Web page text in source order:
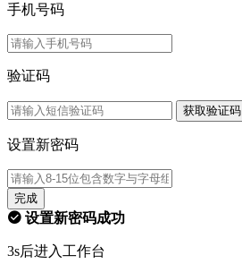
手机号码
验证码
获取验证码
设置新密码
完成
设置新密码成功
3s后进入工作台